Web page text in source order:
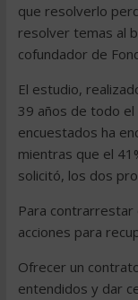
que resolverlo
resolver temas al
cofundador de
El estudio,
39 años de todo el
encuestados ha
mientras que el
solicitó, los dos
Para contrarrestar
acciones para
Ofrecer un
entendidos y dar